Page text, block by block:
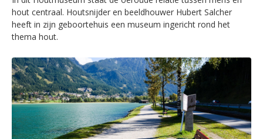
hout centraal. Houtsnijder en beeldhouwer Hubert Salcher
heeft in zijn geboortehuis een museum ingericht rond het
thema hout.